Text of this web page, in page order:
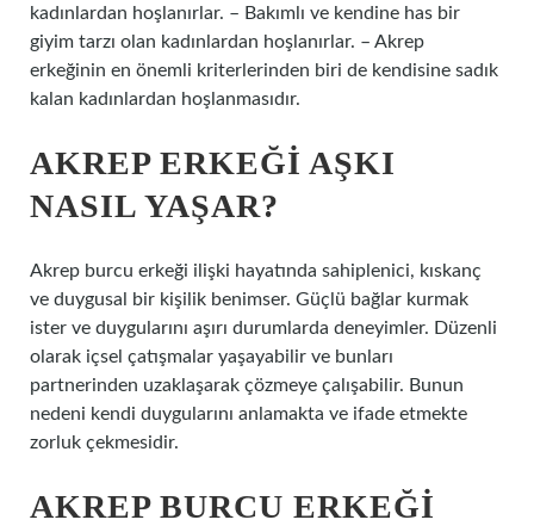
kadınlardan hoşlanırlar. – Bakımlı ve kendine has bir
giyim tarzı olan kadınlardan hoşlanırlar. – Akrep
erkeğinin en önemli kriterlerinden biri de kendisine sadık
kalan kadınlardan hoşlanmasıdır.
AKREP ERKEĞI AŞKI
NASIL YAŞAR?
Akrep burcu erkeği ilişki hayatında sahiplenici, kıskanç
ve duygusal bir kişilik benimser. Güçlü bağlar kurmak
ister ve duygularını aşırı durumlarda deneyimler. Düzenli
olarak içsel çatışmalar yaşayabilir ve bunları
partnerinden uzaklaşarak çözmeye çalışabilir. Bunun
nedeni kendi duygularını anlamakta ve ifade etmekte
zorluk çekmesidir.
AKREP BURCU ERKEĞI